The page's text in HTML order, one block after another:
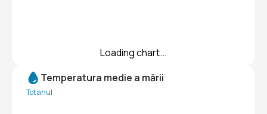
Loading chart...
Temperatura medie a mării
Tot anul